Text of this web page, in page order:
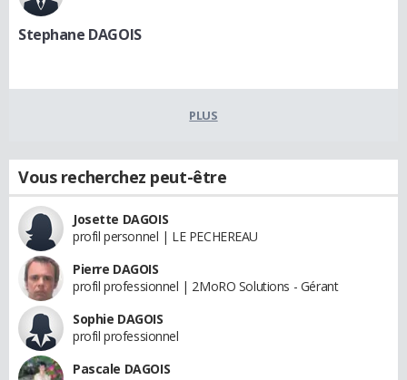
Stephane DAGOIS
PLUS
Vous recherchez peut-être
Josette DAGOIS
profil personnel | LE PECHEREAU
Pierre DAGOIS
profil professionnel | 2MoRO Solutions - Gérant
Sophie DAGOIS
profil professionnel
Pascale DAGOIS